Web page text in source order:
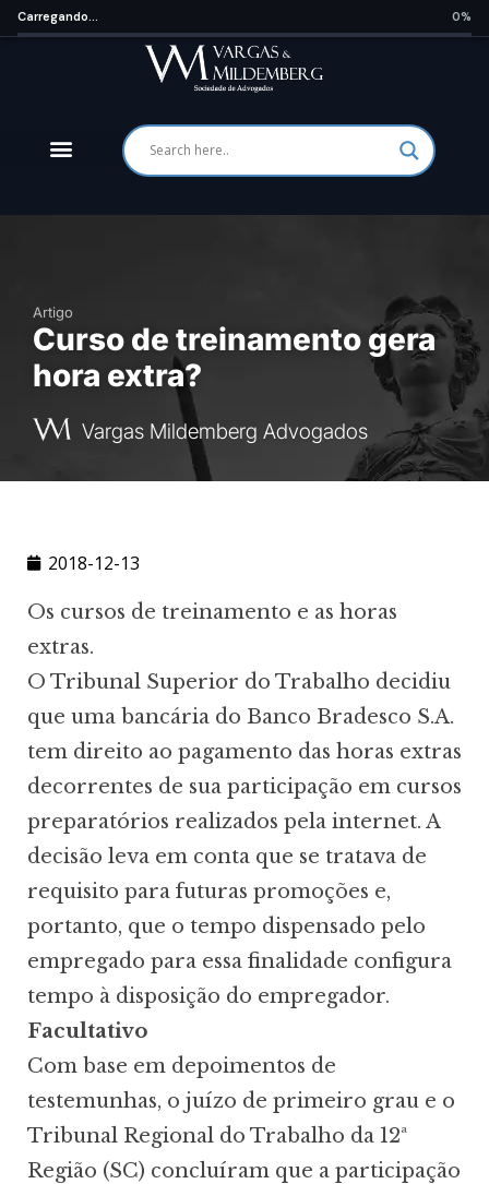
Artigo
Curso de treinamento gera
hora extra?
Vargas Mildemberg Advogados
Carregando... 0%
2018-12-13
Os cursos de treinamento e as horas
extras.
O Tribunal Superior do Trabalho decidiu
que uma bancária do Banco Bradesco S.A.
tem direito ao pagamento das horas extras
decorrentes de sua participação em cursos
preparatórios realizados pela internet. A
decisão leva em conta que se tratava de
requisito para futuras promoções e,
portanto, que o tempo dispensado pelo
empregado para essa finalidade configura
tempo à disposição do empregador.
Facultativo
Com base em depoimentos de
testemunhas, o juízo de primeiro grau e o
Tribunal Regional do Trabalho da 12ª
Região (SC) concluíram que a participação